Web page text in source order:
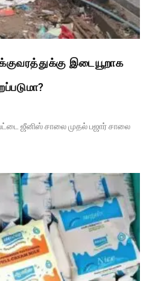
இடையூறாக
ஜீனிஸ் சாலை முதல் பஜார் சாலை